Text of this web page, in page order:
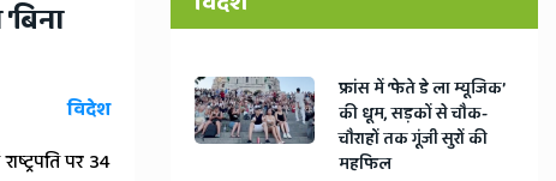
विदेश
पर 34
​फ्रांस में ‘फेते डे ला म्यूजिक’
की धूम, सड़कों से चौक-
चौराहों तक गूंजी सुरों की
महफिल